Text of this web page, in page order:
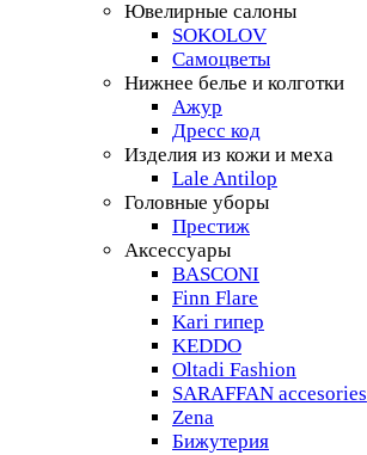
Ювелирные салоны
SOKOLOV
Самоцветы
Нижнее белье и колготки
Ажур
Дресс код
Изделия из кожи и меха
Lale Antilop
Головные уборы
Престиж
Аксессуары
BASCONI
Finn Flare
Kari гипер
KEDDO
Oltadi Fashion
SARAFFAN accesories
Zena
Бижутерия